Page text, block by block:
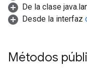
De la clase
Desde la interfaz
Métodos